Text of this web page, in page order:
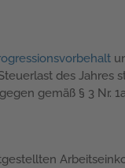
des Jahres
gemäß § 3 Nr.